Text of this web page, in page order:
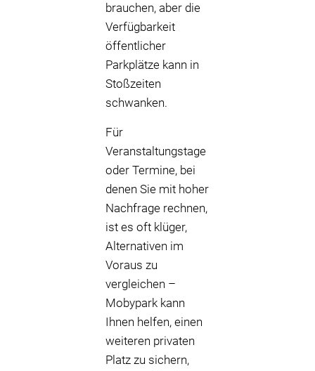
brauchen, aber die
Verfügbarkeit
öffentlicher
Parkplätze kann in
Stoßzeiten
schwanken.
Für
Veranstaltungstage
oder Termine, bei
denen Sie mit hoher
Nachfrage rechnen,
ist es oft klüger,
Alternativen im
Voraus zu
vergleichen –
Mobypark kann
Ihnen helfen, einen
weiteren privaten
Platz zu sichern,